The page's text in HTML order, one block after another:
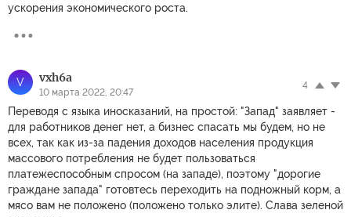
ускорения экономического роста.
V vxh6a
10 марта 2022, 20:47
4
Переводя с языка иносказаний, на простой: "Запад" заявляет -
для работников денег нет, а бизнес спасать мы будем, но не
всех, так как из-за падения доходов населения продукция
массового потребления не будет пользоваться
платежеспособным спросом (на западе), поэтому "дорогие
граждане запада" готовтесь переходить на подножный корм, а
мясо вам не положено (положено только элите). Слава зеленой